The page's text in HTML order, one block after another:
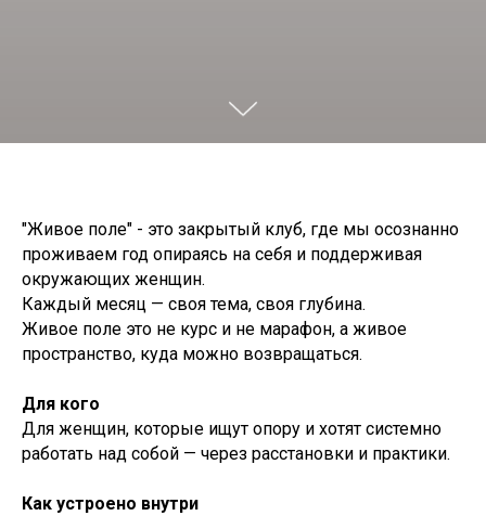
"Живое поле" - это закрытый клуб, где мы осознанно
проживаем год опираясь на себя и поддерживая
окружающих женщин.
Каждый месяц — своя тема, своя глубина.
Живое поле это не курс и не марафон, а живое
пространство, куда можно возвращаться.
Для кого
Для женщин, которые ищут опору и хотят системно
работать над собой — через расстановки и практики.
Как устроено внутри